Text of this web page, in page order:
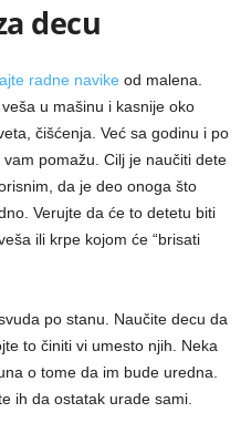
decu
radne navike od malena.
u mašinu i kasnije oko
čišćenja. Već sa godinu i po
pomažu. Cilj je naučiti dete
da je deo onoga što
Verujte da će to detetu biti
ili krpe kojom će “brisati
po stanu. Naučite decu da
to činiti vi umesto njih. Neka
o tome da im bude uredna.
ih da ostatak urade sami.